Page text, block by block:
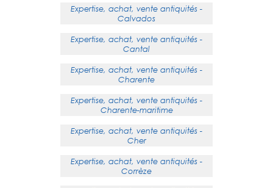
Expertise, achat, vente antiquités -
Calvados
Expertise, achat, vente antiquités -
Cantal
Expertise, achat, vente antiquités -
Charente
Expertise, achat, vente antiquités -
Charente-maritime
Expertise, achat, vente antiquités -
Cher
Expertise, achat, vente antiquités -
Corrèze